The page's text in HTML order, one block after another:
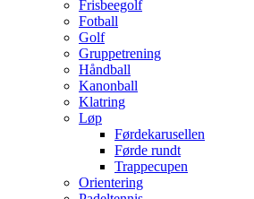
Frisbeegolf
Fotball
Golf
Gruppetrening
Håndball
Kanonball
Klatring
Løp
Førdekarusellen
Førde rundt
Trappecupen
Orientering